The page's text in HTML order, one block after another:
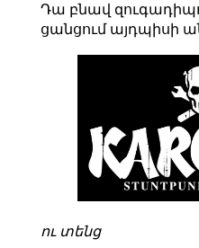
Դա բնավ
ցանցում այդպիսի
ու տենց